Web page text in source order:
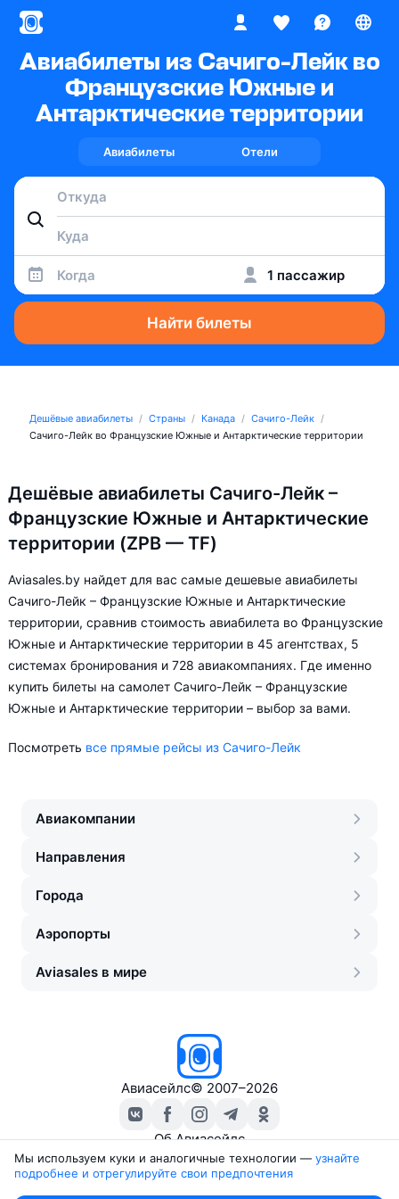
Авиабилеты из Сачиго-Лейк во
Французские Южные и
Антарктические территории
Авиабилеты Отели
Когда 1 пассажир
Найти билеты
Дешёвые авиабилеты Страны Канада
Сачиго-Лейк
Сачиго-Лейк во Французские Южные и Антарктические территории
Дешёвые авиабилеты Сачиго-Лейк –
Французские Южные и Антарктические
территории (ZPB — TF)
Aviasales.by найдет для вас самые дешевые авиабилеты
Сачиго-Лейк – Французские Южные и Антарктические
территории, сравнив стоимость авиабилета во Французские
Южные и Антарктические территории в 45 агентствах, 5
системах бронирования и 728 авиакомпаниях. Где именно
купить билеты на самолет Сачиго-Лейк – Французские
Южные и Антарктические территории – выбор за вами.
Посмотреть все прямые рейсы из Сачиго-Лейк
Авиакомпании
Направления
Города
Аэропорты
Aviasales в мире
Авиасейлс© 2007–2026
Об Авиасейлс
Пресс‑центр
Travelpayouts
Мы используем куки и аналогичные технологии — узнайте
подробнее и отрегулируйте свои предпочтения